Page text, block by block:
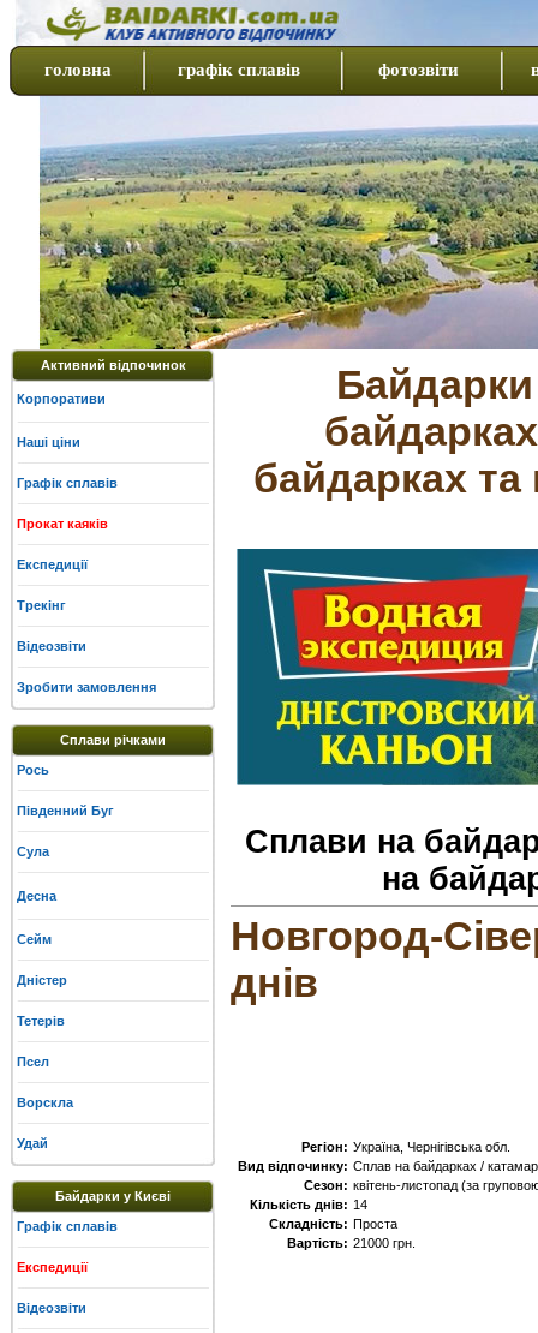
головна графік сплавів фотозвіти
Активний відпочинок
Корпоративи
Наші ціни
Графік сплавів
Прокат каяків
Експедиції
Трекінг
Відеозвіти
Зробити замовлення
Сплави річками
Рось
Південний Буг
Сула
Десна
Сейм
Дністер
Тетерів
Псел
Ворскла
Удай
Байдарки у Києві
Графік сплавів
Експедиції
Відеозвіти
байдарках та
Сплави на
на
Новгород-
днів
Регіон: Україна, Чернігівська обл.
Вид відпочинку: Сплав на байдарках /
Сезон: квітень-листопад (за
Кількість днів: 14
Складність: Проста
Вартість: 21000 грн.